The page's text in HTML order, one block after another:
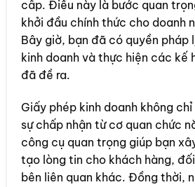
cấp. Điều này là bước quan
khởi đầu chính thức cho doanh
Bây giờ, bạn đã có quyền pháp
kinh doanh và thực hiện các kế
đã đề ra.
Giấy phép kinh doanh không
sự chấp nhận từ cơ quan chức
công cụ quan trọng giúp bạn
tạo lòng tin cho khách hàng,
bên liên quan khác. Đồng thời,